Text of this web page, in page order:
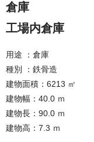
倉庫
工場内倉庫
用途 ：倉庫
種別 ：鉄骨造
建物面積：6213 ㎡
建物幅：40.0 ｍ
建物長：90.0 ｍ
建物高：7.3 ｍ